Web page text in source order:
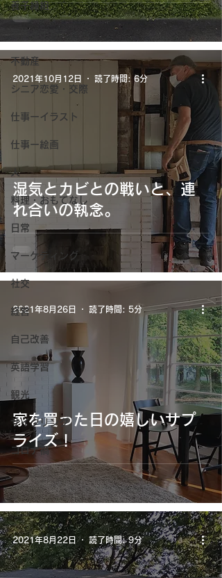
養子縁組
家族と子育て
不動産
シニア恋愛・交際
仕事ーイラスト
仕事ー絵画
人
料理・おもてなし
日常
マーケティング
社交
経営
自己改善
英語学習
観光
サイクリング
コロナ禍
湿気とカビとの戦いと、連
れ合いの執念。
2021年10月12日 読了時間: 6分
家を買った日の嬉しいサプ
ライズ！
2021年8月26日 読了時間: 5分
2021年8月22日 読了時間: 9分